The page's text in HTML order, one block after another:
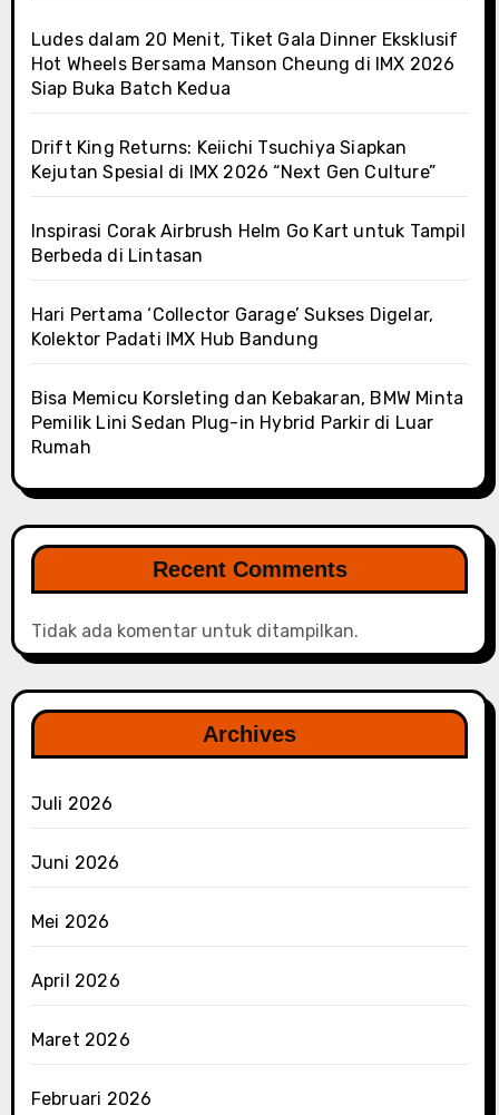
Ludes dalam 20 Menit, Tiket Gala Dinner Eksklusif
Hot Wheels Bersama Manson Cheung di IMX 2026
Siap Buka Batch Kedua
Drift King Returns: Keiichi Tsuchiya Siapkan
Kejutan Spesial di IMX 2026 “Next Gen Culture”
Inspirasi Corak Airbrush Helm Go Kart untuk Tampil
Berbeda di Lintasan
Hari Pertama ‘Collector Garage’ Sukses Digelar,
Kolektor Padati IMX Hub Bandung
Bisa Memicu Korsleting dan Kebakaran, BMW Minta
Pemilik Lini Sedan Plug-in Hybrid Parkir di Luar
Rumah
Recent Comments
Tidak ada komentar untuk ditampilkan.
Archives
Juli 2026
Juni 2026
Mei 2026
April 2026
Maret 2026
Februari 2026